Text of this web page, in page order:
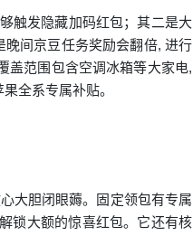
触发隐藏加码红包；其二是大
间京豆任务奖励会翻倍, 进行
盖范围包含空调冰箱等大家电,
全系专属补贴。
大胆闭眼薅。固定领包有专属
锁大额的惊喜红包。它还有核